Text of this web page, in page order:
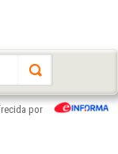
por